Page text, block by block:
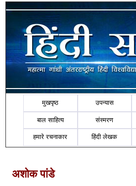
मुखपृष्ठ उपन्यास
बाल साहित्य संस्मरण
हमारे रचनाकार हिंदी लेखक
अशोक पांडे